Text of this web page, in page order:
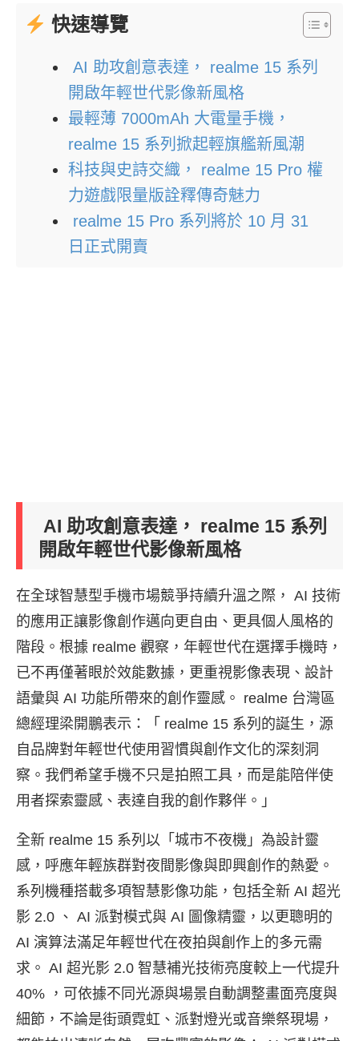
快速導覽
AI 助攻創意表達， realme 15 系列
開啟年輕世代影像新風格
最輕薄 7000mAh 大電量手機，
realme 15 系列掀起輕旗艦新風潮
科技與史詩交織， realme 15 Pro 權
力遊戲限量版詮釋傳奇魅力
realme 15 Pro 系列將於 10 月 31
日正式開賣
AI 助攻創意表達， realme 15 系列
開啟年輕世代影像新風格
在全球智慧型手機市場競爭持續升溫之際， AI 技術
的應用正讓影像創作邁向更自由、更具個人風格的
階段。根據 realme 觀察，年輕世代在選擇手機時，
已不再僅著眼於效能數據，更重視影像表現、設計
語彙與 AI 功能所帶來的創作靈感。 realme 台灣區
總經理梁開鵬表示：「 realme 15 系列的誕生，源
自品牌對年輕世代使用習慣與創作文化的深刻洞
察。我們希望手機不只是拍照工具，而是能陪伴使
用者探索靈感、表達自我的創作夥伴。」
全新 realme 15 系列以「城市不夜機」為設計靈
感，呼應年輕族群對夜間影像與即興創作的熱愛。
系列機種搭載多項智慧影像功能，包括全新 AI 超光
影 2.0 、 AI 派對模式與 AI 圖像精靈，以更聰明的
AI 演算法滿足年輕世代在夜拍與創作上的多元需
求。 AI 超光影 2.0 智慧補光技術亮度較上一代提升
40% ，可依據不同光源與場景自動調整畫面亮度與
細節，不論是街頭霓虹、派對燈光或音樂祭現場，